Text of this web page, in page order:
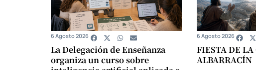
La Delegación de Enseñanza
organiza un curso sobre
6 Agosto 2026
FIESTA DE
ALBARRACÍN
6 Agosto 2026